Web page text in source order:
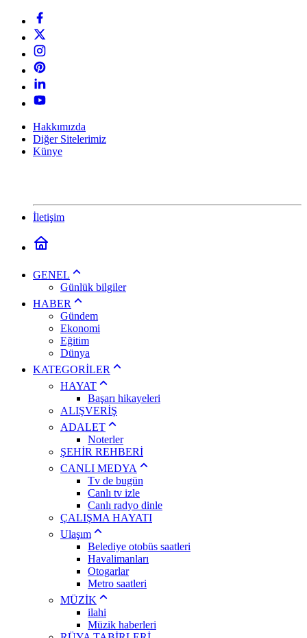
Hakkımızda
Diğer Sitelerimiz
Künye
İletişim
GENEL
Günlük bilgiler
HABER
Gündem
Ekonomi
Eğitim
Dünya
KATEGORİLER
HAYAT
Başarı hikayeleri
ALIŞVERİŞ
ADALET
Noterler
ŞEHİR REHBERİ
CANLI MEDYA
Tv de bugün
Canlı tv izle
Canlı radyo dinle
ÇALIŞMA HAYATI
Ulaşım
Belediye otobüs saatleri
Havalimanları
Otogarlar
Metro saatleri
MÜZİK
ilahi
Müzik haberleri